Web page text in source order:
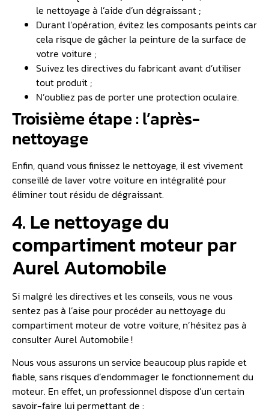
le nettoyage à l’aide d’un dégraissant ;
Durant l’opération, évitez les composants peints car
cela risque de gâcher la peinture de la surface de
votre voiture ;
Suivez les directives du fabricant avant d’utiliser
tout produit ;
N’oubliez pas de porter une protection oculaire.
Troisième étape : l’après-
nettoyage
Enfin, quand vous finissez le nettoyage, il est vivement
conseillé de laver votre voiture en intégralité pour
éliminer tout résidu de dégraissant.
4. Le nettoyage du
compartiment moteur par
Aurel Automobile
Si malgré les directives et les conseils, vous ne vous
sentez pas à l’aise pour procéder au nettoyage du
compartiment moteur de votre voiture, n’hésitez pas à
consulter Aurel Automobile !
Nous vous assurons un service beaucoup plus rapide et
fiable, sans risques d’endommager le fonctionnement du
moteur. En effet, un professionnel dispose d’un certain
savoir-faire lui permettant de :